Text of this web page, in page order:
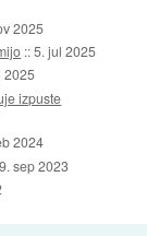
2025
::5. jul 2025
2025
izpuste
2024
9. sep 2023